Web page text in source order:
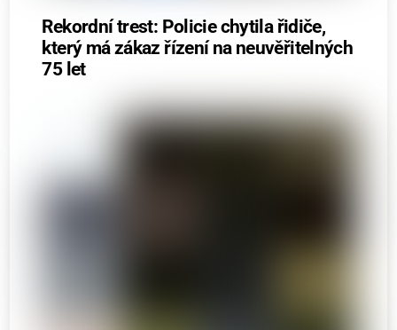
Rekordní trest: Policie chytila řidiče,
který má zákaz řízení na neuvěřitelných
75 let